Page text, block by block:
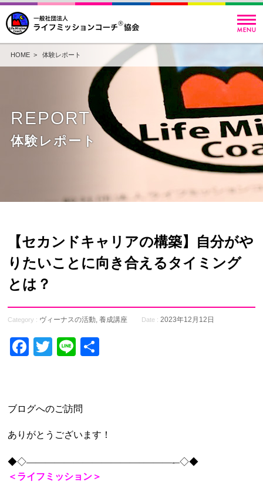
HOME> 体験レポート
REPORT
体験レポート
【セカンドキャリアの構築】自分がや
りたいことに向き合えるタイミング
とは？
Category : ヴィーナスの活動,養成講座 Date : 2023年12月12日
Facebook
Twitter
Line
ブログへのご訪問
ありがとうございます！
◆◇————————————–———-–◇◆
＜ライフミッション＞